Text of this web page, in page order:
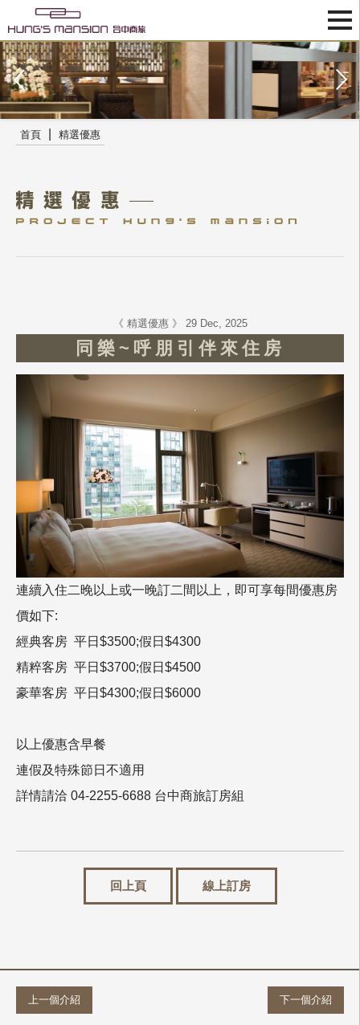
首頁 精選優惠
《 精選優惠 》 29 Dec, 2025
同樂~呼朋引伴來住房
連續入住二晚以上或一晚訂二間以上，即可享每間優惠房
價如下:
經典客房 平日$3500;假日$4300
精粹客房 平日$3700;假日$4500
豪華客房 平日$4300;假日$6000
以上優惠含早餐
連假及特殊節日不適用
詳情請洽 04-2255-6688 台中商旅訂房組
回上頁 線上訂房
上一個介紹 下一個介紹